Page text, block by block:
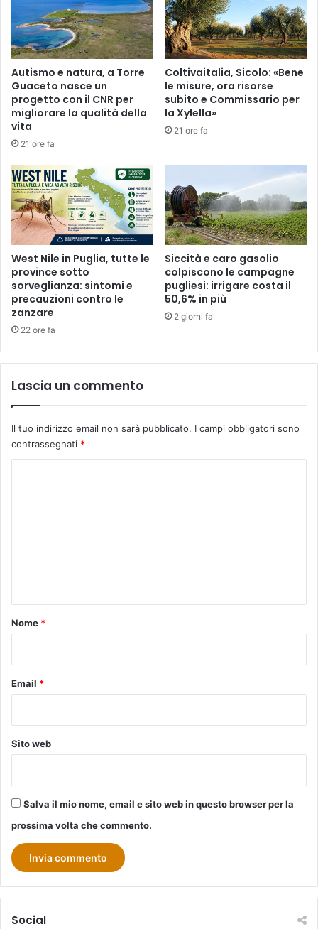
Autismo e natura, a Torre
Guaceto nasce un
progetto con il CNR per
migliorare la qualità della
vita
21 ore fa
Coltivaitalia, Sicolo: «Bene
le misure, ora risorse
subito e Commissario per
la Xylella»
21 ore fa
West Nile in Puglia, tutte le
province sotto
sorveglianza: sintomi e
precauzioni contro le
zanzare
22 ore fa
Siccità e caro gasolio
colpiscono le campagne
pugliesi: irrigare costa il
50,6% in più
2 giorni fa
Lascia un commento
Il tuo indirizzo email non sarà pubblicato. I campi obbligatori sono
contrassegnati *
o
Nome *
Email *
Sito web
Salva il mio nome, email e sito web in questo browser per la
prossima volta che commento.
Social